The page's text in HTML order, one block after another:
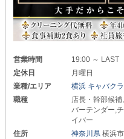
営業時間
19:00 ～ LAST
定休日
月曜日
業種/エリア
横浜 キャバク
職種
店長・幹部候
バーテンダー,
イバー
住所
神奈川県横浜